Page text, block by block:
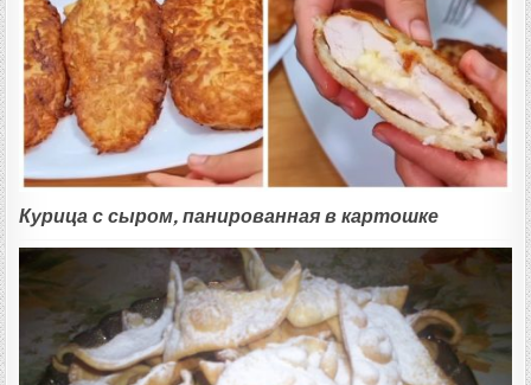
Курица с сыром, панированная в картошке